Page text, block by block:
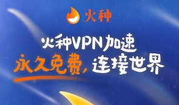
支持 [0] 反对 [0]